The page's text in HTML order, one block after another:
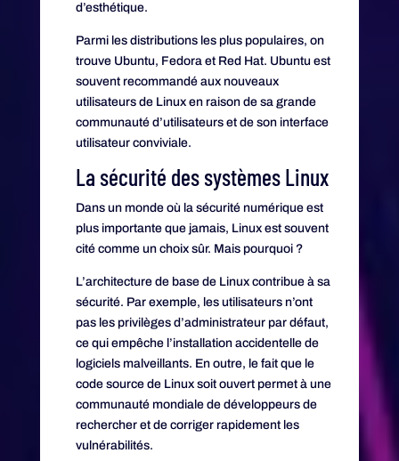
d’esthétique.
Parmi les distributions les plus populaires, on
trouve Ubuntu, Fedora et Red Hat. Ubuntu est
souvent recommandé aux nouveaux
utilisateurs de Linux en raison de sa grande
communauté d’utilisateurs et de son interface
utilisateur conviviale.
La sécurité des systèmes Linux
Dans un monde où la sécurité numérique est
plus importante que jamais, Linux est souvent
cité comme un choix sûr. Mais pourquoi ?
L’architecture de base de Linux contribue à sa
sécurité. Par exemple, les utilisateurs n’ont
pas les privilèges d’administrateur par défaut,
ce qui empêche l’installation accidentelle de
logiciels malveillants. En outre, le fait que le
code source de Linux soit ouvert permet à une
communauté mondiale de développeurs de
rechercher et de corriger rapidement les
vulnérabilités.